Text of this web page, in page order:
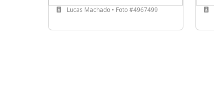
Lucas Machado • Foto #4967499